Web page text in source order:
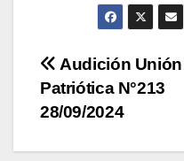
Navegación
de
entradas
Audición Unión
Patriótica N°213
28/09/2024